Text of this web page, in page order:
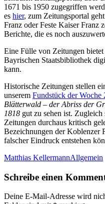
1671 bis 1950 zugegriffen
es hier, zum Zeitungsportal
Franz oder Feste Kaiser Franz
Berichte, die es noch
Eine Fülle von Zeitungen
Bayrischen Staatsbibliothek
kann.
Historische Zeitungen stellen
unserem Fundstück der Woche
Blätterwald – der Abriss der
1818 gut zu sehen ist.
Zeitungen durchaus kritisch
Bezeichnungen der Koblenzer
falscher Eindruck entstehen
Matthias KellermannAllgemein
Schreibe einen
Deine E-Mail-Adresse wird